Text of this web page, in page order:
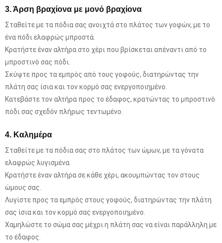
3. Άρση βραχίονα με μονό βραχίονα
Σταθείτε με τα πόδια σας ανοιχτά στο πλάτος των γοφών, με το
ένα πόδι ελαφρώς μπροστά.
Κρατήστε έναν αλτήρα στο χέρι που βρίσκεται απέναντι από το
μπροστινό σας πόδι.
Σκύψτε προς τα εμπρός από τους γοφούς, διατηρώντας την
πλάτη σας ίσια και τον κορμό σας ενεργοποιημένο.
Κατεβάστε τον αλτήρα προς το έδαφος, κρατώντας το μπροστινό
πόδι σας σχεδόν πλήρως τεντωμένο.
4. Καλημέρα
Σταθείτε με τα πόδια σας στο πλάτος των ώμων, με τα γόνατα
ελαφρώς λυγισμένα.
Κρατήστε έναν αλτήρα σε κάθε χέρι, ακουμπώντας τον στους
ώμους σας.
Λυγίστε προς τα εμπρός στους γοφούς, διατηρώντας την πλάτη
σας ίσια και τον κορμό σας ενεργοποιημένο.
Χαμηλώστε το σώμα σας μέχρι η πλάτη σας να είναι παράλληλη με
το έδαφος.